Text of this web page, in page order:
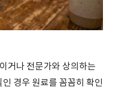
거나 전문가와 상의하는
경우 원료를 꼼꼼히 확인